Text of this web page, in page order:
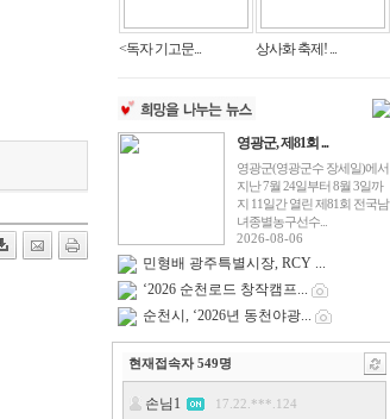
<독자 기고문... 상사화 축제! ...
영광군, 제81회 ...
영광군(영광군수 장세일)에서
지난 7월 24일부터 8월 3일까
지 11일간 열린 제81회 전국남
녀종별농구선수...
2026-08-06
민형배 광주특별시장, RCY ...
‘2026 순천로드 창작캠프...
순천시, ‘2026년 동천야광...
현재접속자 549명